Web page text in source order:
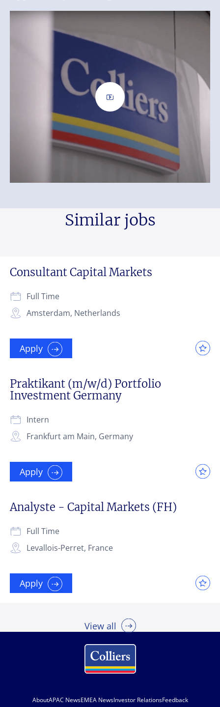
Similar jobs
Consultant Capital Markets
Amsterdam, Netherlands
Full Time
Apply
Praktikant (m/w/d) Portfolio
Investment Germany
Frankfurt am Main, Germany
Intern
Apply
Analyste - Capital Markets (FH)
Levallois-Perret, France
Full Time
Apply
View all
AboutAPAC NewsEMEA NewsInvestor RelationsFeedback